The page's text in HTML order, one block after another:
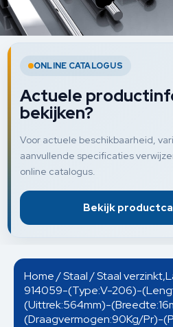
ONLINE CATALOGUS
Actuele
bekijken?
Voor actuele beschikbaarheid,
aanvullende specificaties
online catalogus.
Bekijk
Home/Staal/ Staal
914059-(Type:V-206)-
(Uittrek:564mm)-
(Draagvermogen:90Kg/Pr)-